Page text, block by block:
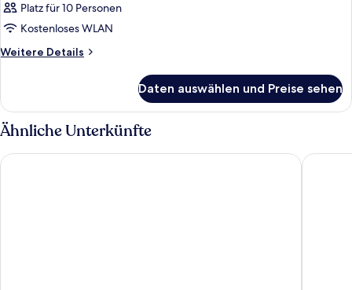
Platz für 10 Personen
Kostenloses WLAN
Weitere Details
Weitere
Daten auswählen und Preise sehen
Ähnliche Unterkünfte
Hotel Zi Teresa Hotel